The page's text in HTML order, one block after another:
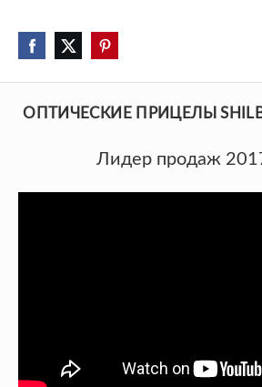
ОПТИЧЕСКИЕ ПРИЦЕЛЫ
Лидер продаж